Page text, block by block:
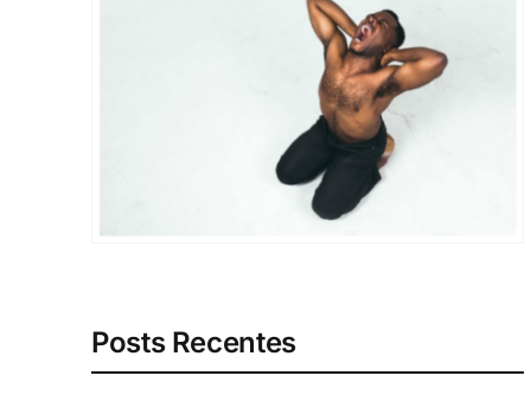
Posts Recentes